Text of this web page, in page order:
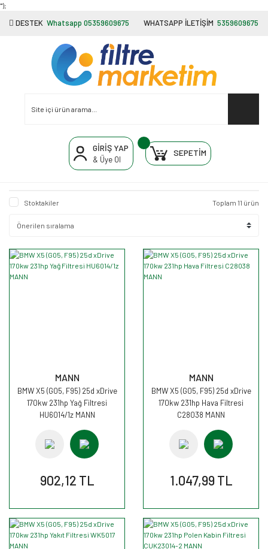
"');
DESTEK Whatsapp 05359609675 WHATSAPP İLETİŞİM 5359609675
GİRİŞ YAP
& Üye Ol
SEPETİM
Stoktakiler Toplam 11 ürün
MANN
BMW X5 (G05, F95) 25d xDrive
170kw 231hp Yağ Filtresi
HU6014/1z MANN
902,12 TL
MANN
BMW X5 (G05, F95) 25d xDrive
170kw 231hp Hava Filtresi
C28038 MANN
1.047,99 TL